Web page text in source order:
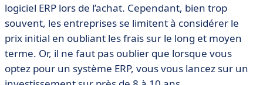
logiciel ERP lors de l’achat. Cependant, bien trop
souvent, les entreprises se limitent à considérer le
prix initial en oubliant les frais sur le long et moyen
terme. Or, il ne faut pas oublier que lorsque vous
optez pour un système ERP, vous vous lancez sur un